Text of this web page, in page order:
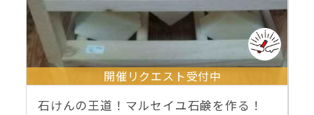
開催リクエスト受付中
石けんの王道！マルセイユ石鹸を作る！